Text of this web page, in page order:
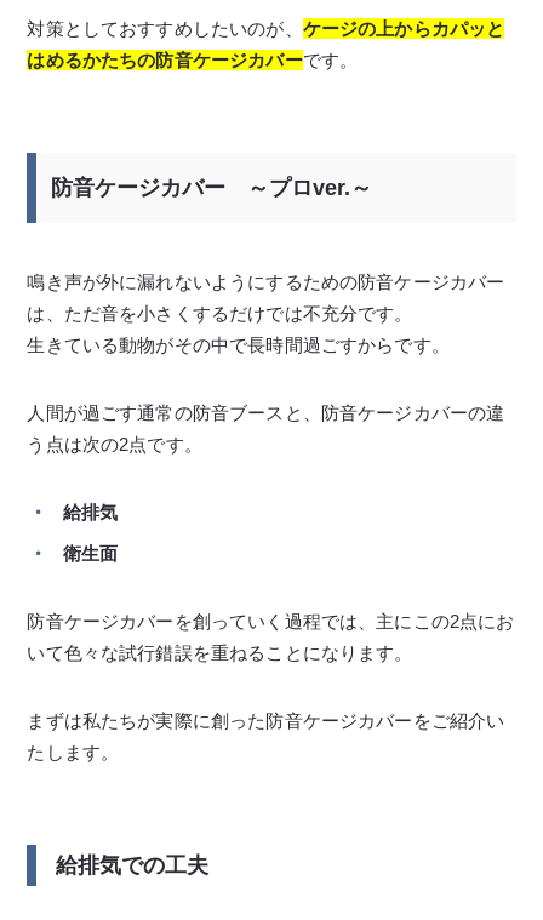
対策としておすすめしたいのが、 ケージの上からカパッと
はめるかたちの防音ケージカバーです。
防音ケージカバー ～プロver.～
鳴き声が外に漏れないようにするための防音ケージカバー
は、ただ音を小さくするだけでは不充分です。
生きている動物がその中で長時間過ごすからです。
人間が過ごす通常の防音ブースと、防音ケージカバーの違
う点は次の2点です。
給排気
衛生面
防音ケージカバーを創っていく過程では、主にこの2点にお
いて色々な試行錯誤を重ねることになります。
まずは私たちが実際に創った防音ケージカバーをご紹介い
たします。
給排気での工夫